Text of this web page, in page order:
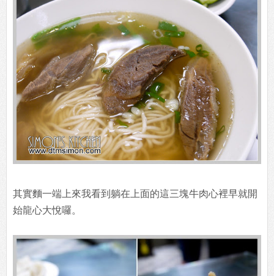
其實麵一端上來我看到躺在上面的這三塊牛肉心裡早就開
始龍心大悅囉。